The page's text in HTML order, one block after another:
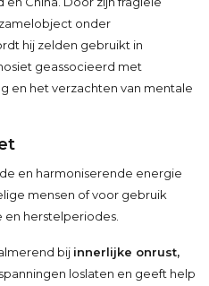
onder
hij zelden gebruikt in
geassocieerd met
en het verzachten van mentale
en harmoniserende energie
mensen of voor gebruik
herstelperiodes.
bij innerlijke onrust,
spanningen loslaten en geeft help